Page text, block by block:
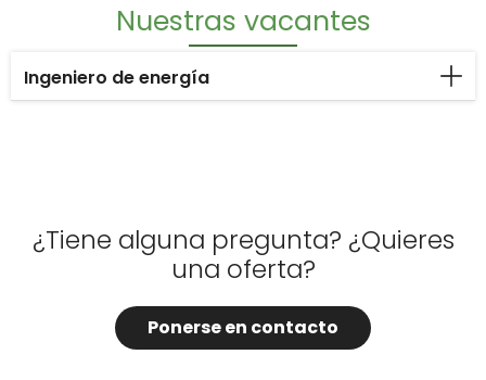
Nuestras vacantes
Ingeniero de energía
¿Tiene alguna pregunta? ¿Quieres
una oferta?
Ponerse en contacto